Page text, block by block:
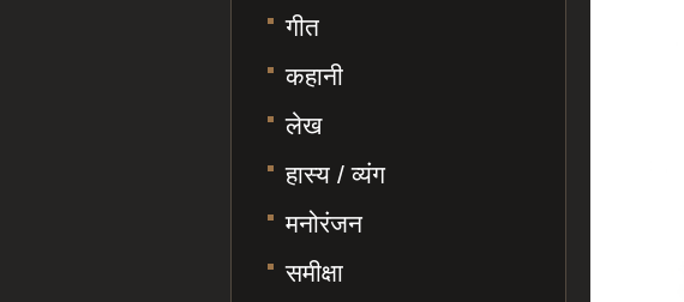
गीत
कहानी
लेख
हास्य / व्यंग
मनोरंजन
समीक्षा